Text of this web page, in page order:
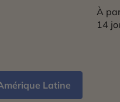
À
14
Latine